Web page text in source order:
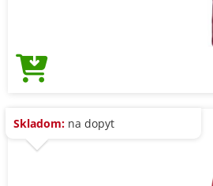
Skladom: na dopyt